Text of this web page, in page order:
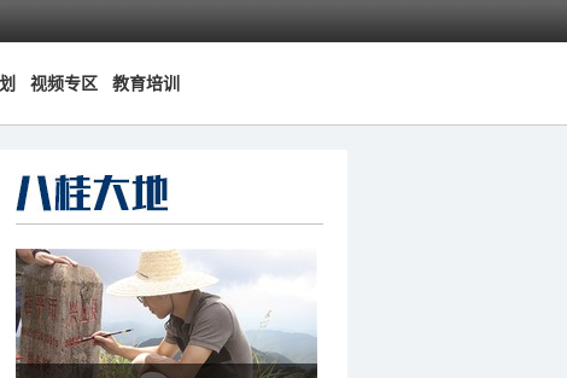
视频专区 教育培训